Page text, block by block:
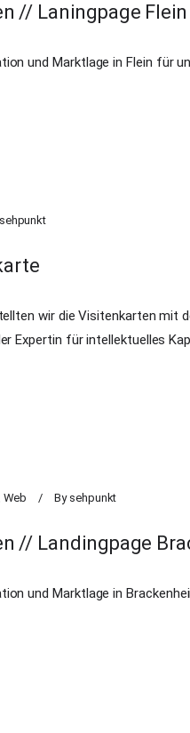
// Laningpage Flein
und Marktlage in Flein für
sehpunkt
wir die Visitenkarten mit
Expertin für intellektuelles
Web By sehpunkt
// Landingpage
und Marktlage in